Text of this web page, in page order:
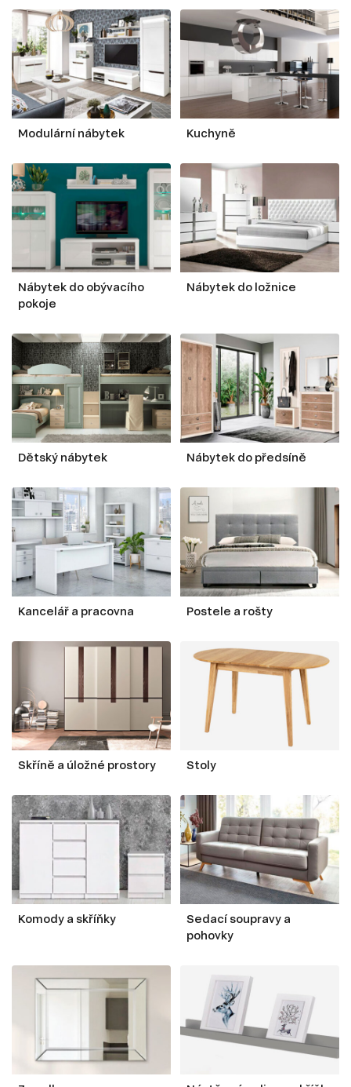
Modulární nábytek Kuchyně
Nábytek do obývacího
pokoje
Nábytek do ložnice
Dětský nábytek Nábytek do předsíně
Kancelář a pracovna Postele a rošty
Skříně a úložné prostory Stoly
Komody a skříňky
Sedací soupravy a
pohovky